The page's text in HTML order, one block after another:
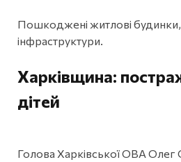
Пошкоджені житлові будинки,
інфраструктури.
Харківщина:
дітей
Голова Харківської ОВА Олег